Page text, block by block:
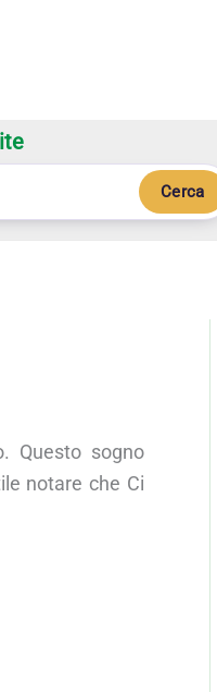
Cerca
Questo sogno
notare che Ci